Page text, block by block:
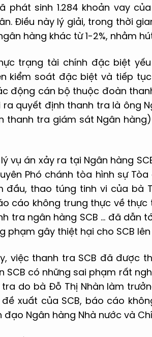
phát sinh 1.284 khoản vay
Điều này lý giải, trong thời
hàng khác từ 1-2%, nhằm
trạng tài chính đặc biệt
kiểm soát đặc biệt và tiếp
động cán bộ thuộc đoàn
quyết định thanh tra là ông
thanh tra giám sát Ngân
vụ án xảy ra tại Ngân hàng
Phó chánh tòa hình sự
đầu, thao túng tinh vi của bà
cáo không trung thực về
tra ngân hàng SCB … đã dẫn
phạm gây thiệt hại cho SCB
việc thanh tra SCB đã được
có những sai phạm rất
do bà Đỗ Thị Nhàn làm
xuất của SCB, báo cáo
Ngân hàng Nhà nước và